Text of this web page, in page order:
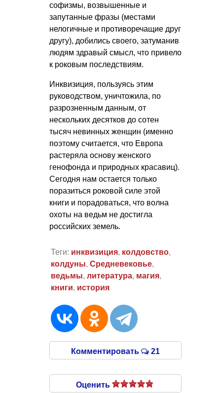
софизмы, возвышенные и
запутанные фразы (местами
нелогичные и противоречащие друг
другу), добились своего, затуманив
людям здравый смысл, что привело
к роковым последствиям.
Инквизиция, пользуясь этим
руководством, уничтожила, по
разрозненным данным, от
нескольких десятков до сотен
тысяч невинных женщин (именно
поэтому считается, что Европа
растеряла основу женского
генофонда и природных красавиц).
Сегодня нам остается только
поразиться роковой силе этой
книги и порадоваться, что волна
охоты на ведьм не достигла
российских земель.
Теги: инквизиция, колдовство,
колдуны, Средневековье,
ведьмы, литература, магия,
книги, история
Комментировать 21
Оценить